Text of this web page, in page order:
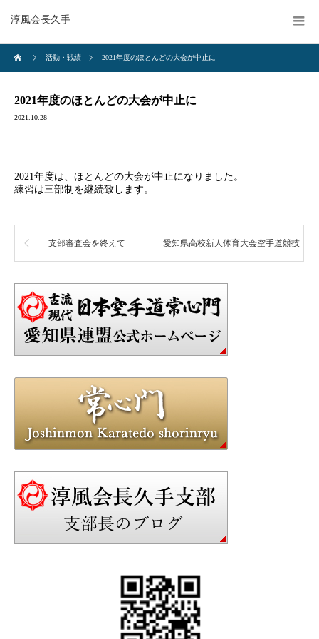
淳風会長久手
活動・戦績 2021年度のほとんどの大会が中止に
2021年度のほとんどの大会が中止に
2021.10.28
2021年度は、ほとんどの大会が中止になりました。
練習は三部制を継続致します。
支部審査会を終えて 愛知県高校新人体育大会空手道競技